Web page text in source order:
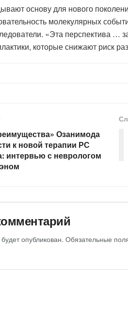
основу для нового
молекулярных
«Эта перспектива …
которые снижают риск
Озанимода
к новой терапии РС
интервью с неврологом
опубликован. Обязательные